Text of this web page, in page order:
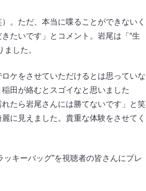
。ただ、本当に喋ることができないく
たいです」とコメント。岩尾は「“生
した。
ケをさせていただけるとは思っていな
田が絡むとスゴイなと思いました
たら岩尾さんには勝てないです」と笑
に見えました。貴重な体験をさせてく
キーバッグ”を視聴者の皆さんにプレ